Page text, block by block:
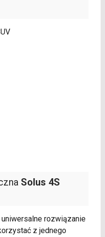
Solus 4S
uniwersalne rozwiązanie
z jednego